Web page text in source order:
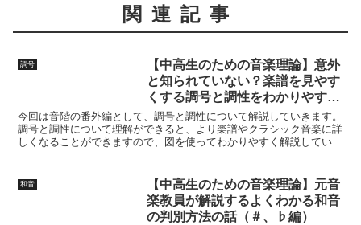
関連記事
調号
【中高生のための音楽理論】意外
と知られていない？楽譜を見やす
くする調号と調性をわかりやすく
解説！
今回は音階の番外編として、調号と調性について解説していきます。
調号と調性について理解ができると、より楽譜やクラシック音楽に詳
しくなることができますので、図を使ってわかりやすく解説していき
見ている楽譜では次のようになっています。
和音
【中高生のための音楽理論】元音
楽教員が解説するよくわかる和音
の判別方法の話（＃、♭編）